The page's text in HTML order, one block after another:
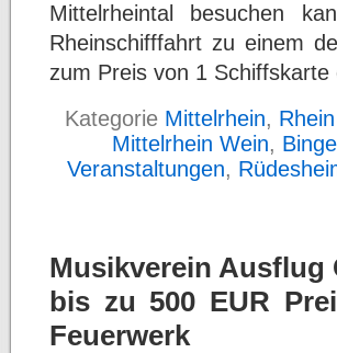
Mittelrheintal besuchen
Rheinschifffahrt zu einem
zum Preis von 1
Kategorie Mittelrhein,
Mittelrhein Wein,
Veranstaltungen,
Musikverein
bis zu 500 EUR
Feuerwerk